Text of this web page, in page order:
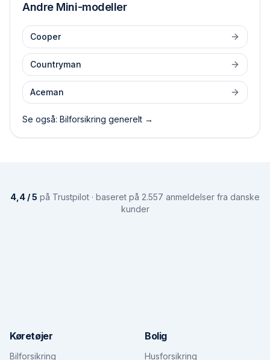
Andre Mini-modeller
Cooper
Countryman
Aceman
Se også: Bilforsikring generelt →
4,4 / 5 på Trustpilot · baseret på 2.557 anmeldelser fra danske
kunder
Køretøjer
Bilforsikring
Bolig
Husforsikring